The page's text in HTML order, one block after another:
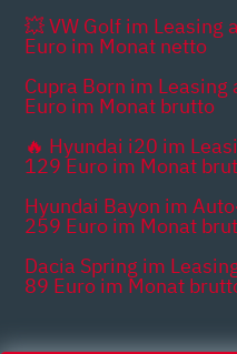
💥 VW Golf im Leasing
Euro im Monat netto
Cupra Born im
Euro im Monat brutto
🔥 Hyundai i20 im
129 Euro im Monat
Hyundai Bayon im
259 Euro im Monat
Dacia Spring im
89 Euro im Monat